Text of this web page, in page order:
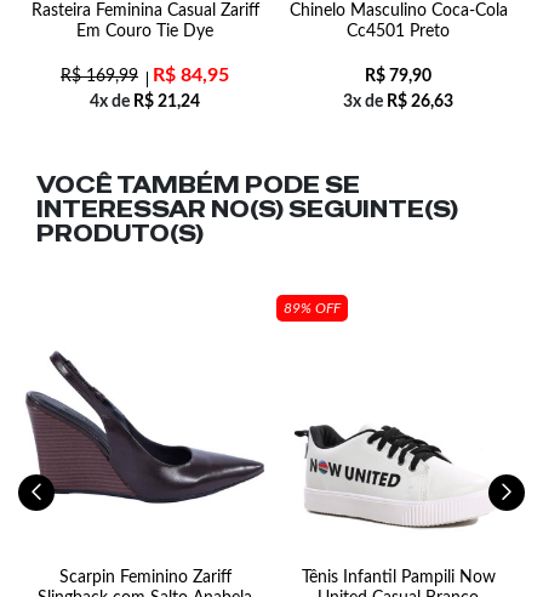
Rasteira Feminina Casual Zariff
Em Couro Tie Dye
R$169,99 R$ 84,95
4x de R$ 21,24
Chinelo Masculino Coca-Cola
Cc4501 Preto
R$ 79,90
3x de R$ 26,63
VOCÊ TAMBÉM PODE SE
INTERESSAR NO(S) SEGUINTE(S)
PRODUTO(S)
Scarpin Feminino Zariff
89% OFF
Tênis Infantil Pampili Now